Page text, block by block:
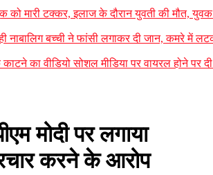
को मारी टक्कर, इलाज के दौरान युवती की मौत,
नाबालिग बच्ची ने फांसी लगाकर दी जान, कमरे में
का वीडियो सोशल मीडिया पर वायरल होने पर
मोदी पर लगाया
करने के आरोप